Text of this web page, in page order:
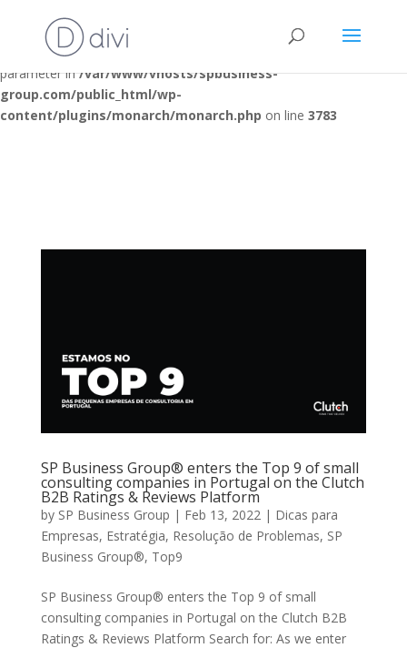
Deprecated : Optional parameter $post_types declared before
required parameter $location is implicitly treated as a required
parameter in/var/www/vhosts/spbusiness-
group.com/public_html/wp-
content/plugins/monarch/monarch.php on line 3783
SP Business Group® enters the Top 9 of small
consulting companies in Portugal on the Clutch
B2B Ratings & Reviews Platform
by SP Business Group | Feb 13, 2022 | Dicas para
Empresas, Estratégia, Resolução de Problemas, SP
Business Group®, Top9
SP Business Group® enters the Top 9 of small
consulting companies in Portugal on the Clutch B2B
Ratings & Reviews Platform Search for: As we enter